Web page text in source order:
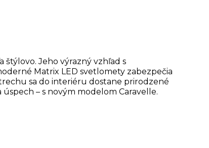
Jeho výrazný vzhľad s
Matrix LED svetlomety zabezpečia
sa do interiéru dostane prirodzené
– s novým modelom Caravelle.